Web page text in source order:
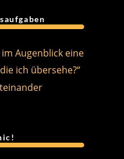
Augenblick eine
ich übersehe?“